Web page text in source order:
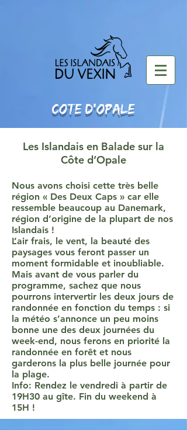
COTE D'OPALE
Les Islandais en Balade sur la
Côte d’Opale
Nous avons choisi cette très belle
région « Des Deux Caps » car elle
ressemble beaucoup au Danemark,
région d’origine de la plupart de nos
Islandais !
L’air frais, le vent, la beauté des
paysages vous feront passer un
moment formidable et inoubliable.
Mais avant de vous parler du
programme, sachez que nous
pourrons intervertir les deux jours de
randonnée en fonction du temps : si
la météo s’annonce un peu moins
bonne une des deux journées du
week-end, nous ferons en priorité la
randonnée en forêt et nous
garderons la plus belle journée pour
la plage.
Info: Rendez le vendredi à partir de
19H30 au gîte. Fin du weekend à
15H !